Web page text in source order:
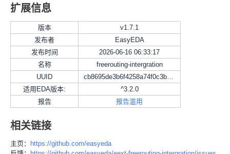
扩展信息
版本 v1.7.1
发布者
EasyEDA
发布时间
2026-06-16 06:33:17
名称
freerouting-intergration
UUID
适用EDA版本:
^3.2.0
报告
报告滥用
相关链接
主页： https://github.com/easyeda